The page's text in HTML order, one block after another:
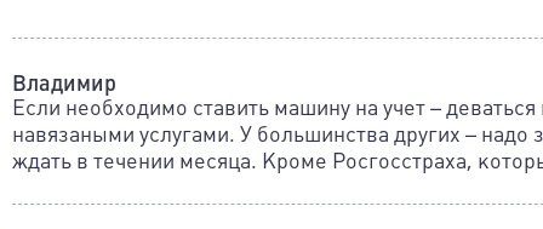
Владимир
Если необходимо ставить машину на учет – деваться
навязаными услугами. У большинства других – надо
ждать в течении месяца. Кроме Росгосстраха,